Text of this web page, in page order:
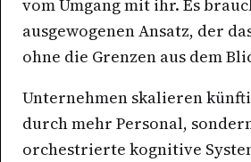
vom Umgang mit ihr. Es
ausgewogenen Ansatz, der
ohne die Grenzen aus dem
Unternehmen skalieren
durch mehr Personal,
orchestrierte kognitive